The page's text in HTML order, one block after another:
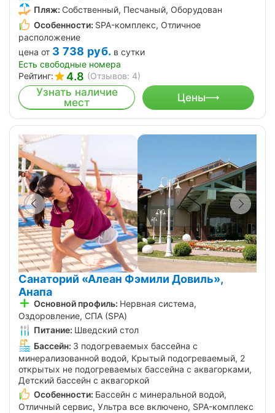
Пляж: Собственный, Песчаный, Оборудован
Особенности: SPA-комплекс, Отличное
расположение
цена от 3 738 руб. в сутки
Есть свободные номера
Рейтинг:
4.8 (Отзывов: 4)
Узнать наличие
мест
Цены
Санаторий «Алеан Фэмили Довиль»,
Анапа
Основной профиль: Нервная система,
Оздоровление, СПА (SPA)
Питание: Шведский стол
Бассейн: 3 подогреваемых бассейна с
минерализованной водой, Крытый подогреваемый, 2
открытых не подогреваемых бассейна с аквагорками,
Детский бассейн с аквагоркой
Особенности: Бассейн с минеральной водой,
Отличный сервис, Ультра все включено, SPA-комплекс